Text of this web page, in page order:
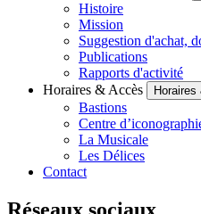
Histoire
Mission
Suggestion d'achat,
Publications
Rapports d'activité
Horaires & Accès
Bastions
Centre
La Musicale
Les Délices
Contact